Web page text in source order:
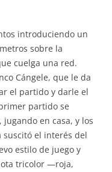
introduciendo un
sobre la
cuelga una red.
Cángele, que le da
el partido y darle el
partido se
en casa, y los
suscitó el interés del
estilo de juego y
tricolor —roja,